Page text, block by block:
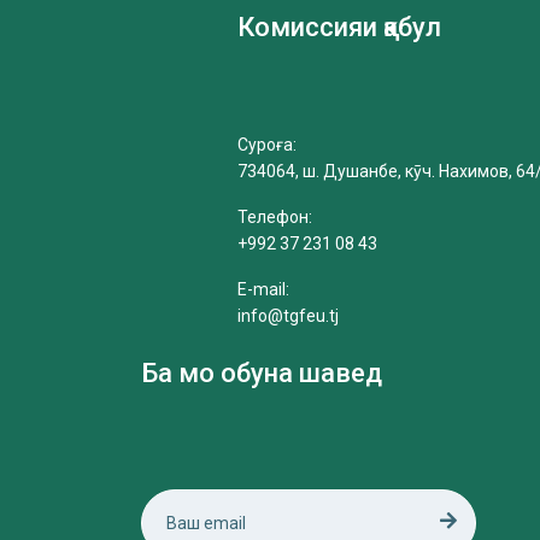
Комиссияи қабул
Суроға:
734064, ш. Душанбе, кӯч. Нахимов,
Телефон:
+992 37 231 08 43
E-mail:
info@tgfeu.tj
Ба мо обуна шавед